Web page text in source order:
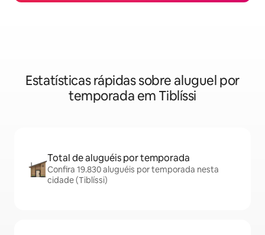
Estatísticas rápidas sobre aluguel por
temporada em Tiblíssi
Total de aluguéis por temporada
Confira 19.830 aluguéis por temporada nesta
cidade (Tiblíssi)